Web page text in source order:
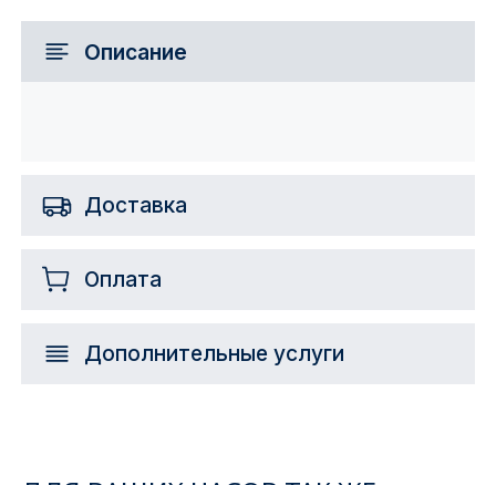
Описание
Доставка
Оплата
Дополнительные услуги